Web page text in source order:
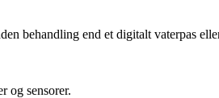
behandling end et digitalt vaterpas
og sensorer.